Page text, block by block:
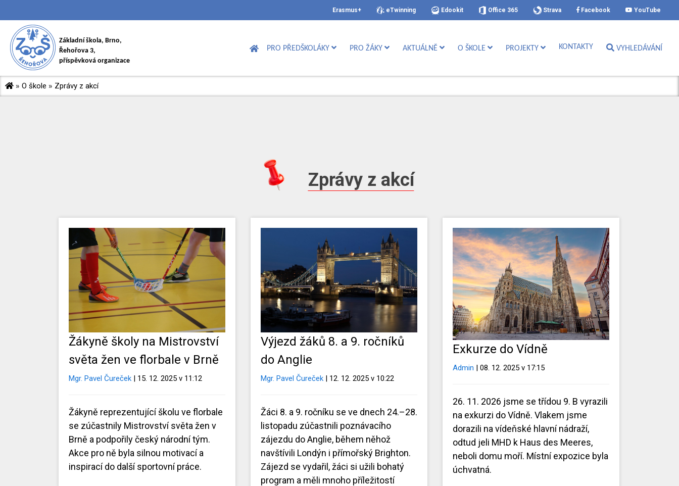
Erasmus+ eTwinning Edookit Office 365 Strava Facebook YouTube
Základní škola, Brno,
Řehořova 3,
příspěvková organizace
PRO PŘEDŠKOLÁKY PRO ŽÁKY AKTUÁLNĚ O ŠKOLE PROJEKTY KONTAKTY VYHLEDÁVÁNÍ
» O škole » Zprávy z akcí
Zprávy z akcí
Žákyně školy na Mistrovství
světa žen ve florbale v Brně
Mgr. Pavel Čureček | 15. 12. 2025 v 11:12
Žákyně reprezentující školu ve florbale
se zúčastnily Mistrovství světa žen v
Brně a podpořily český národní tým.
Akce pro ně byla silnou motivací a
inspirací do další sportovní práce.
Výjezd žáků 8. a 9. ročníků
do Anglie
Mgr. Pavel Čureček | 12. 12. 2025 v 10:22
Žáci 8. a 9. ročníku se ve dnech 24.–28.
listopadu zúčastnili poznávacího
zájezdu do Anglie, během něhož
navštívili Londýn i přímořský Brighton.
Zájezd se vydařil, žáci si užili bohatý
program a měli mnoho příležitostí
Exkurze do Vídně
Admin | 08. 12. 2025 v 17:15
26. 11. 2026 jsme se třídou 9. B vyrazili
na exkurzi do Vídně. Vlakem jsme
dorazili na vídeňské hlavní nádraží,
odtud jeli MHD k Haus des Meeres,
neboli domu moří. Místní expozice byla
úchvatná.